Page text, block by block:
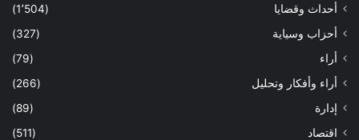
أحداث وقضايا
(1٬504)
أحزاب وسياية
(327)
أراء
(79)
أراء وأفكار وتحليل
(266)
إدارة
(89)
اقتصاد
(511)